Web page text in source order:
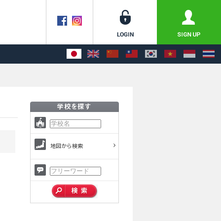
地図から検索